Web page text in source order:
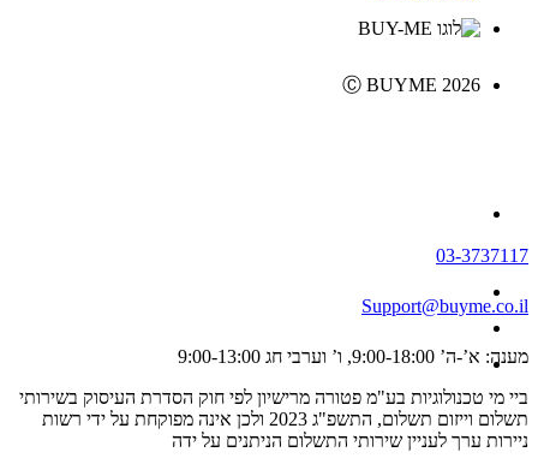
Ⓒ BUYME 2026
03-3737117
Support@buyme.co.il
מענה: א’-ה’ 9:00-18:00, ו’ וערבי חג 9:00-13:00
ביי מי טכנולוגיות בע"מ פטורה מרישיון לפי חוק הסדרת העיסוק בשירותי
תשלום וייזום תשלום, התשפ"ג 2023 ולכן אינה מפוקחת על ידי רשות
ניירות ערך לעניין שירותי התשלום הניתנים על ידה